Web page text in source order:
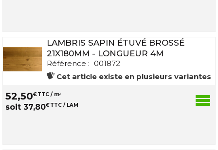
LAMBRIS SAPIN ÉTUVÉ BROSSÉ
21X180MM - LONGUEUR 4M
Référence : 001872
Cet article existe en plusieurs variantes
52,50€TTC / m2
soit 37,80€TTC / LAM